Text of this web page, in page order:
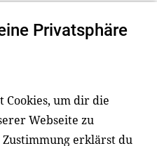
Privatsphäre
Cookies, um dir die
Webseite zu
erklärst du